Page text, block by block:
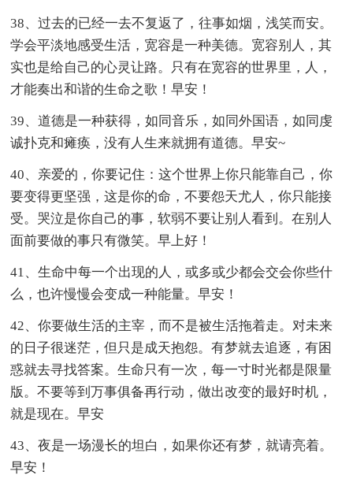
38、过去的已经一去不复返了，往事如烟，浅笑而安。
学会平淡地感受生活，宽容是一种美德。宽容别人，其
实也是给自己的心灵让路。只有在宽容的世界里，人，
才能奏出和谐的生命之歌！早安！
39、道德是一种获得，如同音乐，如同外国语，如同虔
诚扑克和瘫痪，没有人生来就拥有道德。早安~
40、亲爱的，你要记住：这个世界上你只能靠自己，你
要变得更坚强，这是你的命，不要怨天尤人，你只能接
受。哭泣是你自己的事，软弱不要让别人看到。在别人
面前要做的事只有微笑。早上好！
41、生命中每一个出现的人，或多或少都会交会你些什
么，也许慢慢会变成一种能量。早安！
42、你要做生活的主宰，而不是被生活拖着走。对未来
的日子很迷茫，但只是成天抱怨。有梦就去追逐，有困
惑就去寻找答案。生命只有一次，每一寸时光都是限量
版。不要等到万事俱备再行动，做出改变的最好时机，
就是现在。早安
43、夜是一场漫长的坦白，如果你还有梦，就请亮着。
早安！